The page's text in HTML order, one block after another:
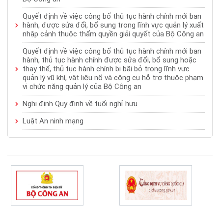
Quyết định về việc công bố thủ tục hành chính mới ban
hành, được sửa đổi, bổ sung trong lĩnh vực quản lý xuất
nhập cảnh thuộc thẩm quyền giải quyết của Bộ Công an
Quyết định về việc công bố thủ tục hành chính mới ban
hành, thủ tục hành chính được sửa đổi, bổ sung hoặc
thay thế, thủ tục hành chính bị bãi bỏ trong lĩnh vực
quản lý vũ khí, vật liệu nổ và công cụ hỗ trợ thuộc phạm
vi chức năng quản lý của Bộ Công an
Nghị định Quy định về tuổi nghỉ hưu
Luật An ninh mạng